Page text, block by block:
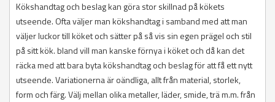
Kökshandtag och beslag kan göra stor skillnad på kökets
utseende. Ofta väljer man kökshandtag i samband med att man
väljer luckor till köket och sätter på så vis sin egen prägel och stil
på sitt kök. bland vill man kanske förnya i köket och då kan det
räcka med att bara byta kökshandtag och beslag för att få ett nytt
utseende. Variationerna är oändliga, allt från material, storlek,
form och färg. Välj mellan olika metaller, läder, smide, trä m.m. från